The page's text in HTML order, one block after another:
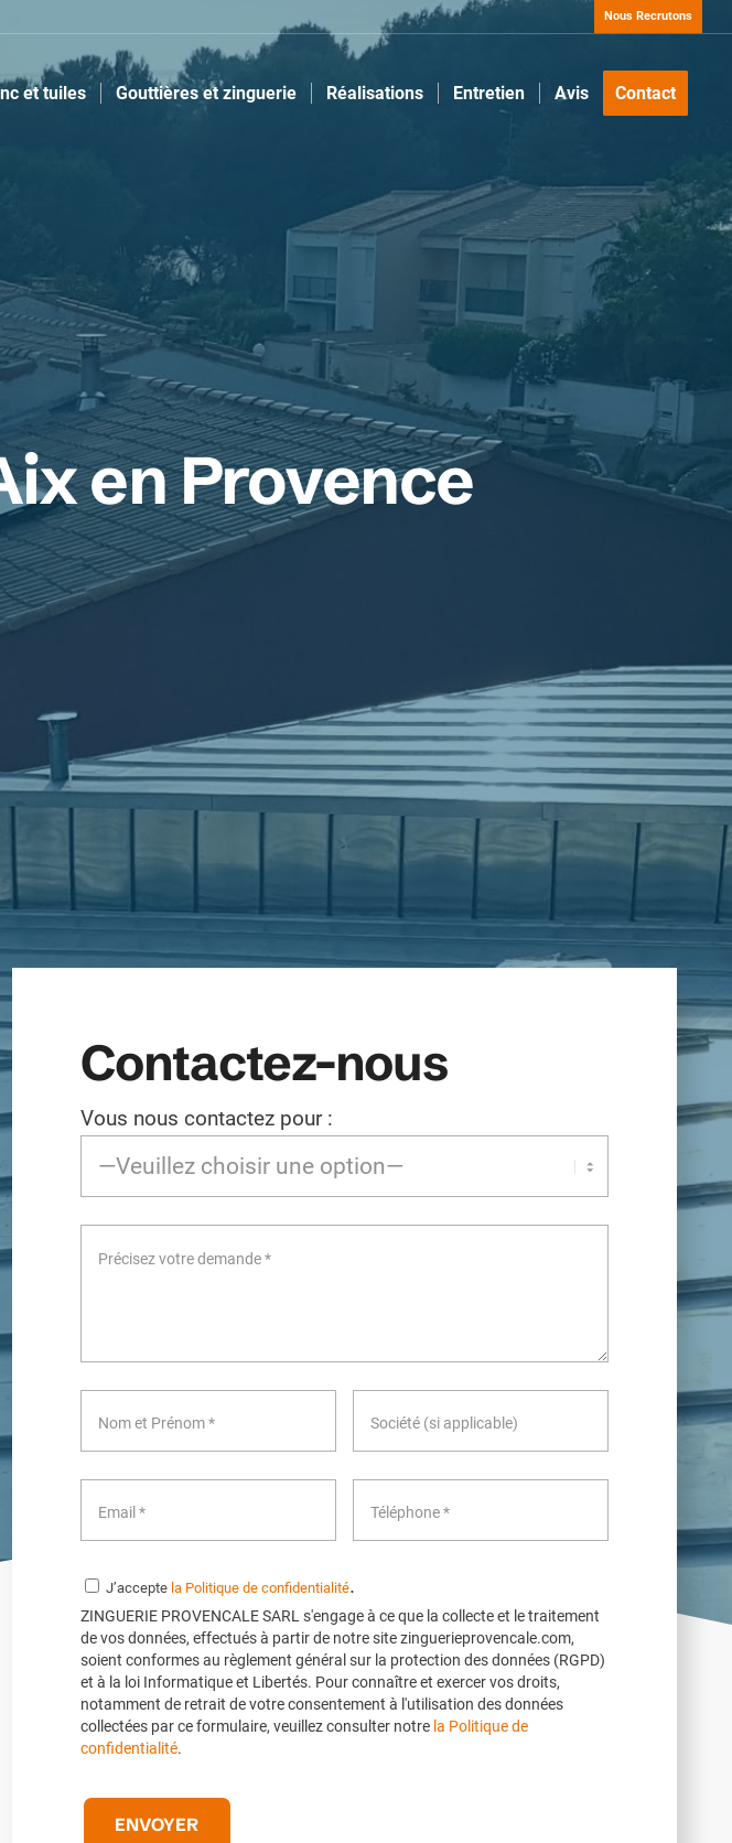
Nous Recrutons
et tuiles Gouttières et zinguerie Réalisations Entretien Avis Contact
en Provence
Contactez-nous
Vous nous contactez pour :
J’accepte la Politique de confidentialité.
ZINGUERIE PROVENCALE SARL s'engage à ce que la collecte et le traitement
de vos données, effectués à partir de notre site zinguerieprovencale.com,
soient conformes au règlement général sur la protection des données (RGPD)
et à la loi Informatique et Libertés. Pour connaître et exercer vos droits,
notamment de retrait de votre consentement à l'utilisation des données
collectées par ce formulaire, veuillez consulter notre la Politique de
confidentialité.